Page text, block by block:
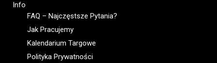
Info
FAQ – Najczęstsze Pytania?
Jak Pracujemy
Kalendarium Targowe
Polityka Prywatności